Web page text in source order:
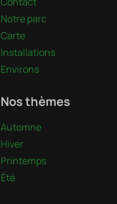
Notre parc
Carte
Installations
Environs
Nos thèmes
Automne
Hiver
Printemps
Été